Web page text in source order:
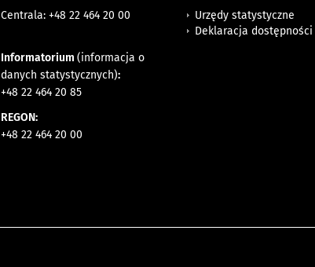
Centrala: +48 22 464 20 00
Informatorium (informacja o
danych statystycznych):
+48 22 464 20 85
REGON:
+48 22 464 20 00
Urzędy statystyczne
Deklaracja dostępności